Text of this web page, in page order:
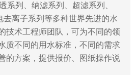
系列、纳滤系列、超滤系列、
离子系列等多种世界先进的水
技术工程师团队，可为不同的领
质不同的用水标准，不同的需求
的方案，提供报价、图纸操作说